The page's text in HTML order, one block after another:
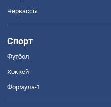
Черкассы
Спорт
Футбол
Хоккей
Формула-1